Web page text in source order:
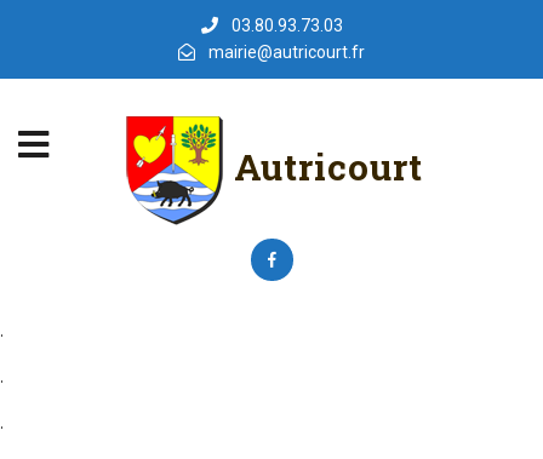
03.80.93.73.03
mairie@autricourt.fr
Autricourt
.
.
.